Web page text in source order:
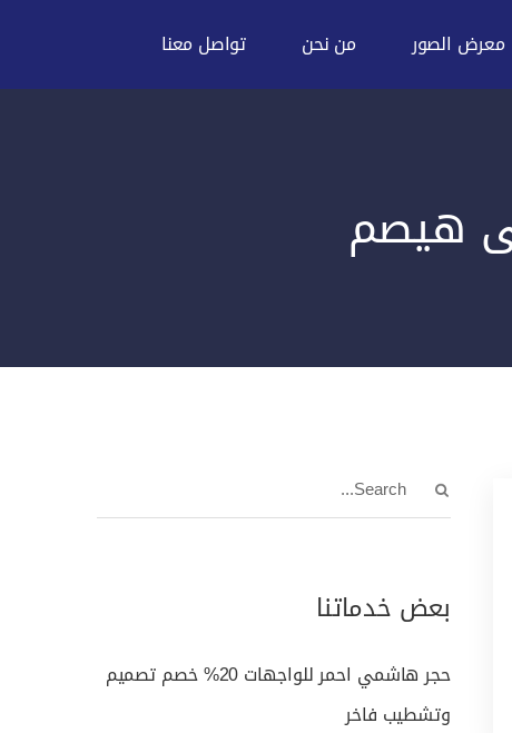
معرض الصور من نحن تواصل معنا
بعض خدماتنا
حجر هاشمي احمر للواجهات 20% خصم تصميم
وتشطيب فاخر